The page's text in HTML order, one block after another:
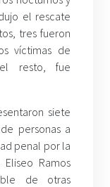
el rescate
tres fueron
víctimas de
resto, fue
siete
personas a
penal por la
Ramos
de otras